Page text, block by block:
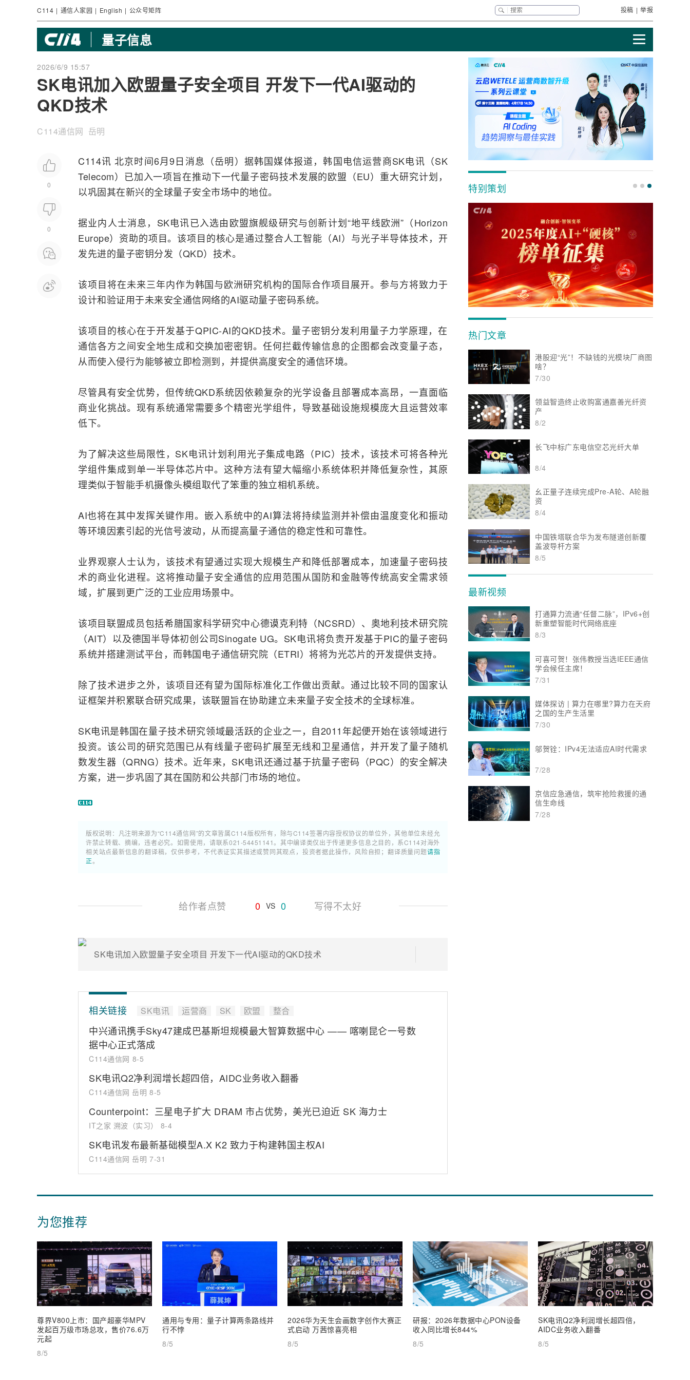
C114 | 通信人家园 | English | 公众号矩阵 投稿 | 举报
量子信息
2026/6/9 15:57
SK电讯加入欧盟量子安全项目 开发下一代AI驱动的
QKD技术
C114通信网 岳明
0
0
C114讯 北京时间6月9日消息（岳明）据韩国媒体报道，韩国电信运营商SK电讯 （SK
Telecom）已加入一项旨在推动下一代量子密码技术发展的欧盟 （EU）重大研究计划，
以巩固其在新兴的全球量子安全市场中的地位。
据业内人士消息，SK电讯已入选由欧盟旗舰级研究与创新计划“地平线欧洲”（Horizon
Europe）资助的项目。该项目的核心是通过整合人工智能 （AI）与光子半导体技术，开
发先进的量子密钥分发（QKD）技术。
该项目将在未来三年内作为韩国与欧洲研究机构的国际合作项目展开。参与方将致力于
设计和验证用于未来安全通信网络的AI驱动量子密码系统。
该项目的核心在于开发基于QPIC-AI的QKD技术。量子密钥分发利用量子力学原理，在
通信各方之间安全地生成和交换加密密钥。任何拦截传输信息的企图都会改变量子态，
从而使入侵行为能够被立即检测到，并提供高度安全的通信环境。
尽管具有安全优势，但传统QKD系统因依赖复杂的光学设备且部署成本高昂，一直面临
商业化挑战。现有系统通常需要多个精密光学组件，导致基础设施规模庞大且运营效率
低下。
为了解决这些局限性，SK电讯计划利用光子集成电路（PIC）技术，该技术可将各种光
学组件集成到单一半导体芯片中。这种方法有望大幅缩小系统体积并降低复杂性，其原
理类似于智能手机摄像头模组取代了笨重的独立相机系统。
AI也将在其中发挥关键作用。嵌入系统中的AI算法将持续监测并补偿由温度变化和振动
等环境因素引起的光信号波动，从而提高量子通信的稳定性和可靠性。
业界观察人士认为，该技术有望通过实现大规模生产和降低部署成本，加速量子密码技
术的商业化进程。这将推动量子安全通信的应用范围从国防和金融等传统高安全需求领
域，扩展到更广泛的工业应用场景中。
该项目联盟成员包括希腊国家科学研究中心德谟克利特（NCSRD）、奥地利技术研究院
（AIT）以及德国半导体初创公司Sinogate UG。SK电讯将负责开发基于PIC的量子密码
系统并搭建测试平台，而韩国电子通信研究院（ETRI）将将为光芯片的开发提供支持。
除了技术进步之外，该项目还有望为国际标准化工作做出贡献。通过比较不同的国家认
证框架并积累联合研究成果，该联盟旨在协助建立未来量子安全技术的全球标准。
SK电讯是韩国在量子技术研究领域最活跃的企业之一，自2011年起便开始在该领域进行
投资。该公司的研究范围已从有线量子密码扩展至无线和卫星通信，并开发了量子随机
数发生器（QRNG）技术。近年来，SK电讯还通过基于抗量子密码（PQC）的安全解决
方案，进一步巩固了其在国防和公共部门市场的地位。
版权说明：凡注明来源为“C114通信网”的文章皆属C114版权所有，除与C114签署内容授权协议的单位外，其他单位未经允
许禁止转载、摘编，违者必究。如需使用，请联系021-54451141。其中编译类仅出于传递更多信息之目的，系C114对海外
相关站点最新信息的翻译稿，仅供参考，不代表证实其描述或赞同其观点，投资者据此操作，风险自担；翻译质量问题请指
正。
给作者点赞 0 VS 0 写得不太好
SK电讯加入欧盟量子安全项目 开发下一代AI驱动的QKD技术
相关链接 SK电讯 运营商 SK 欧盟 整合
中兴通讯携手Sky47建成巴基斯坦规模最大智算数据中心 —— 喀喇昆仑一号数
据中心正式落成
C114通信网 8-5
SK电讯Q2净利润增长超四倍，AIDC业务收入翻番
C114通信网 岳明 8-5
Counterpoint：三星电子扩大 DRAM 市占优势，美光已迫近 SK 海力士
IT之家 溯波（实习） 8-4
SK电讯发布最新基础模型A.X K2 致力于构建韩国主权AI
C114通信网 岳明 7-31
特别策划
热门文章
港股迎“光”！不缺钱的光模块厂商图
啥？
7/30
领益智造终止收购富通嘉善光纤资
产
8/2
长飞中标广东电信空芯光纤大单
8/4
幺正量子连续完成Pre-A轮、A轮融
资
8/4
中国铁塔联合华为发布隧道创新覆
盖波导杆方案
8/5
最新视频
打通算力流通“任督二脉”，IPv6+创
新重塑智能时代网络底座
8/3
可喜可贺！张伟教授当选IEEE通信
学会候任主席！
7/31
媒体探访 | 算力在哪里?算力在天府
之国的生产生活里
7/30
邬贺铨：IPv4无法适应AI时代需求
7/28
京信应急通信，筑牢抢险救援的通
信生命线
7/28
为您推荐
尊界V800上市：国产超豪华MPV
发起百万级市场总攻，售价76.6万
元起
8/5
通用与专用：量子计算两条路线并
行不悖
8/5
2026华为天生会画数字创作大赛正
式启动 万茜惊喜亮相
8/5
研报：2026年数据中心PON设备
收入同比增长844%
8/5
SK电讯Q2净利润增长超四倍，
AIDC业务收入翻番
8/5